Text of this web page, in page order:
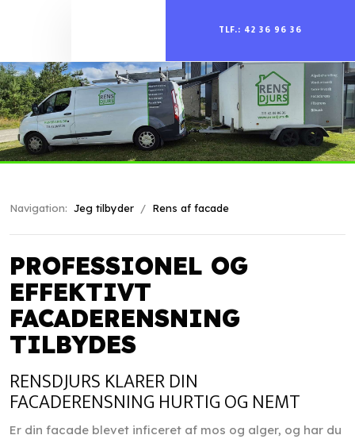
TLF.: 42 36 96 36
Navigation: Jeg tilbyder / Rens af facade
PROFESSIONEL OG
EFFEKTIVT
FACADERENSNING
TILBYDES
RENSDJURS KLARER DIN
FACADERENSNING HURTIG OG NEMT
Er din facade blevet inficeret af mos og alger, og har du